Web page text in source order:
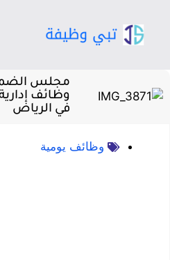
مجلس
وظائف
في الرياض
وظائف يومية